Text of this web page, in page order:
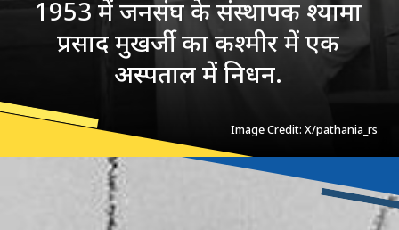
1953 में जनसंघ के संस्थापक श्यामा
प्रसाद मुखर्जी का कश्मीर में एक
अस्पताल में निधन.
Image Credit: X/pathania_rs